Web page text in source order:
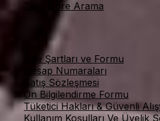
Taşa Göre Arama
Online Alışveriş
İade Şartları ve Formu
Hesap Numaraları
Satış Sözleşmesi
Ön Bilgilendirme Formu
Tüketici Hakları & Güvenli
Kullanım Koşulları Ve Üyelik